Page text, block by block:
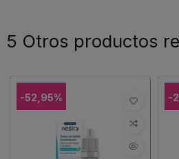
5 Otros productos
-52,95% -